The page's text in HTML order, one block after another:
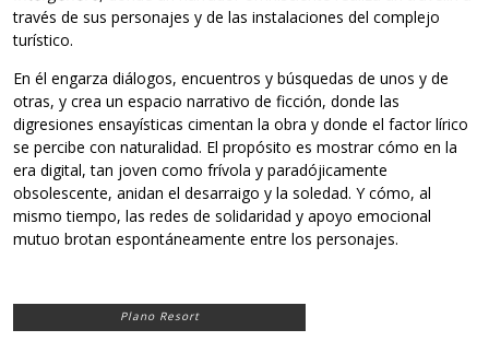
través de sus personajes y de las instalaciones del complejo
turístico.
En él engarza diálogos, encuentros y búsquedas de unos y de
otras, y crea un espacio narrativo de ficción, donde las
digresiones ensayísticas cimentan la obra y donde el factor lírico
se percibe con naturalidad. El propósito es mostrar cómo en la
era digital, tan joven como frívola y paradójicamente
obsolescente, anidan el desarraigo y la soledad. Y cómo, al
mismo tiempo, las redes de solidaridad y apoyo emocional
mutuo brotan espontáneamente entre los personajes.
Plano Resort